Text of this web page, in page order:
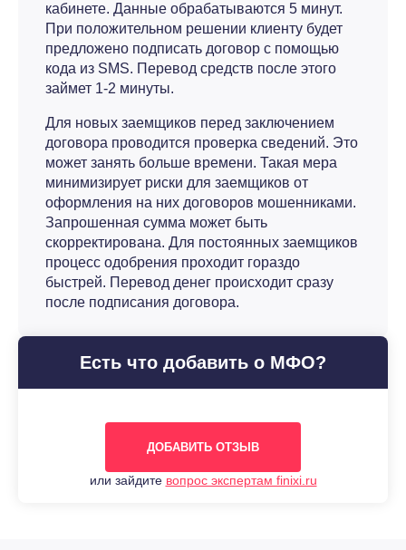
кабинете. Данные обрабатываются 5 минут.
При положительном решении клиенту будет
предложено подписать договор с помощью
кода из SMS. Перевод средств после этого
займет 1-2 минуты.
Для новых заемщиков перед заключением
договора проводится проверка сведений. Это
может занять больше времени. Такая мера
минимизирует риски для заемщиков от
оформления на них договоров мошенниками.
Запрошенная сумма может быть
скорректирована. Для постоянных заемщиков
процесс одобрения проходит гораздо
быстрей. Перевод денег происходит сразу
после подписания договора.
Есть что добавить о МФО?
ДОБАВИТЬ ОТЗЫВ
или зайдите вопрос экспертам finixi.ru